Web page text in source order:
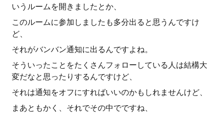
いうルームを開きましたとか、
このルームに参加しましたも多分出ると思うんですけ
ど、
それがバンバン通知に出るんですよね。
そういったことをたくさんフォローしている人は結構大
変だなと思ったりするんですけど、
それは通知をオフにすればいいのかもしれませんけど、
まあともかく、それでその中でですね、